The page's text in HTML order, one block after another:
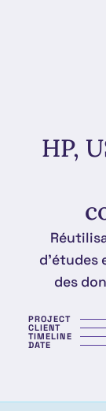
HP,
d'études
des
PROJECT
CLIENT
TIMELINE
DATE